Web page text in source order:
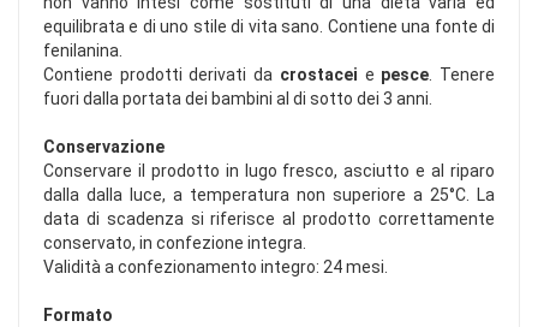
equilibrata e di uno stile di vita sano. Contiene una fonte di
fenilanina.
Contiene prodotti derivati da crostacei e pesce . Tenere
fuori dalla portata dei bambini al di sotto dei 3 anni.
Conservazione
Conservare il prodotto in lugo fresco, asciutto e al riparo
dalla dalla luce, a temperatura non superiore a 25°C. La
data di scadenza si riferisce al prodotto correttamente
conservato, in confezione integra.
Validità a confezionamento integro: 24 mesi.
Formato